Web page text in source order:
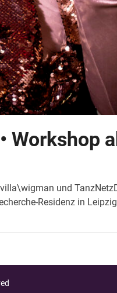
Workshop
und
Residenz in